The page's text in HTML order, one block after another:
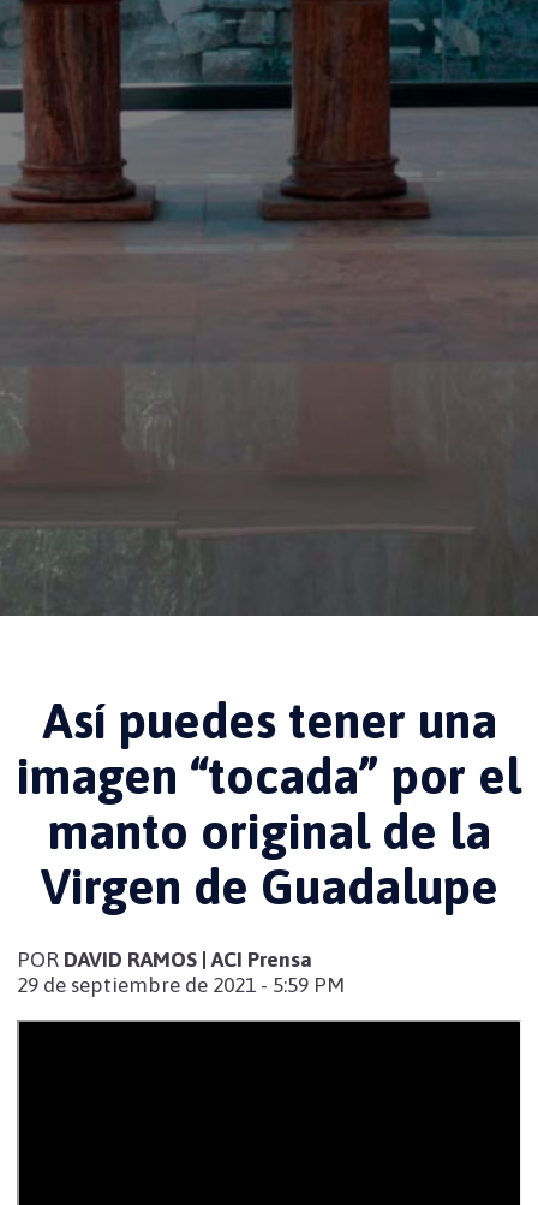
Así puedes tener una
imagen “tocada” por el
manto original de la
Virgen de Guadalupe
POR DAVID RAMOS | ACI Prensa
29 de septiembre de 2021 - 5:59 PM